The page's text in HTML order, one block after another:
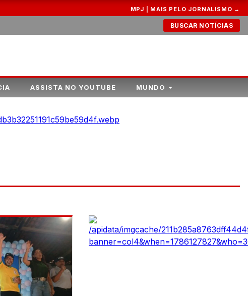
MPJ | MAIS PELO JORNALISMO →
BUSCAR NOTÍCIAS
ASSISTA NO YOUTUBE MUNDO